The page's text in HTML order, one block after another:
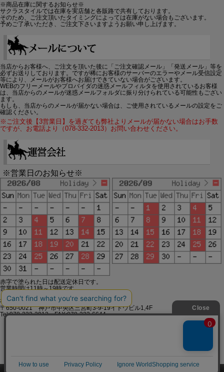
※商品在庫に関するお知らせ※
サクラスタイルでは在庫を実店舗と各販路で共有しております。
そのため、ご注文頂いたタイミングによっては在庫がない場合もございます。
予めご了承いただき、ご注文下さいますようお願い申し上げます。
当店からお客様へ、ご注文を頂いた後に「ご注文確認メール」「発送メール」等を
必ずお送りしております。ですが稀にお客様のサーバーのエラーやメール受信設定
等により、メールがお客様へお届けできていない場合がございます。
WEBのフリーメールやプロバイダの迷惑メールフィルタを使用されているお客様
は、当店からのメールが迷惑メールフォルダに振り分けられている可能性もござい
ます。
もしも、当店からのメールが届かない場合は、ご使用されているメールの設定をご
確認ください。
※ご注文後【3営業日】を過ぎても弊社よりメールが届かない場合はお手数
ですが、お電話より（078-332-2013）お問い合わせください。
※営業日のお知らせ※
赤字で塗られた日は配送定休日です。
営業時間は11時～19時です。
有限会社ジップジップ SakuraStyle通販事業部
〒650-0021 神戸市中央区三宮町3-9-19イトウビル1,4F
Tel:078-332-2013 FAX:078-333-6644
このページをPC用に切り替え